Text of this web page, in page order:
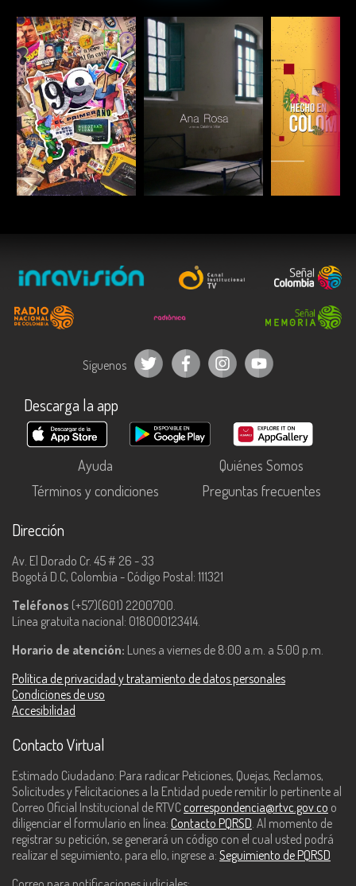
ESCUCHAR ESCUCHAR
Síguenos
Descarga la app
Ayuda
Quiénes Somos
Términos y condiciones
Preguntas frecuentes
Dirección
Av. El Dorado Cr. 45 # 26 - 33
Bogotá D.C, Colombia - Código Postal: 111321
Teléfonos (+57)(601) 2200700.
Línea gratuita nacional: 018000123414.
Horario de atención: Lunes a viernes de 8:00 a.m. a 5:00 p.m.
Política de privacidad y tratamiento de datos personales
Condiciones de uso
Accesibilidad
Contacto Virtual
Estimado Ciudadano: Para radicar Peticiones, Quejas, Reclamos,
Solicitudes y Felicitaciones a la Entidad puede remitir lo pertinente al
Correo Oficial Institucional de RTVC correspondencia@rtvc.gov.co o
diligenciar el formulario en línea: Contacto PQRSD. Al momento de
registrar su petición, se generará un código con el cual usted podrá
realizar el seguimiento, para ello, ingrese a: Seguimiento de PQRSD